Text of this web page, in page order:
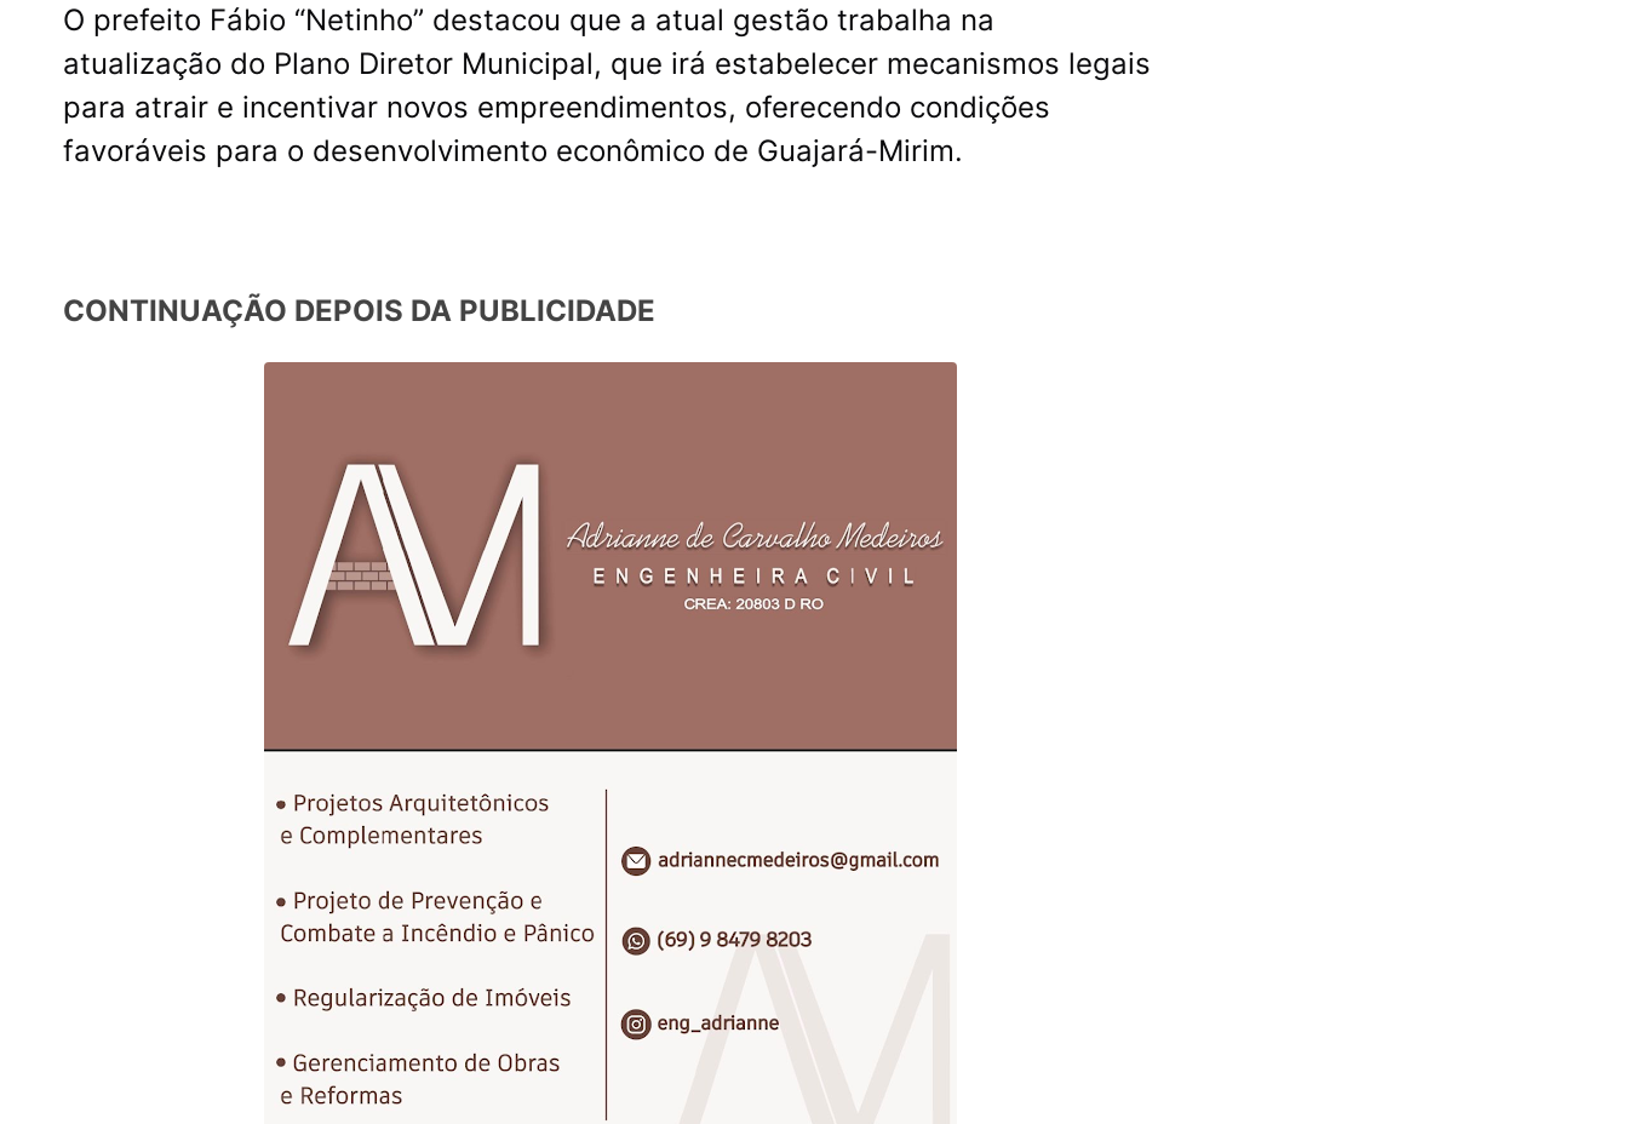
O prefeito Fábio “Netinho” destacou que a atual gestão trabalha na
atualização do Plano Diretor Municipal, que irá estabelecer mecanismos legais
para atrair e incentivar novos empreendimentos, oferecendo condições
favoráveis para o desenvolvimento econômico de Guajará-Mirim.
CONTINUAÇÃO DEPOIS DA PUBLICIDADE